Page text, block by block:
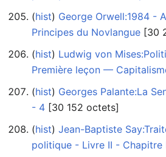
(hist) ‎ George Orwell:1984 -
Principes du Novlangue ‎[30
(hist) ‎ Ludwig von
Première leçon —
(hist) ‎ Georges Palante:La
- 4 ‎[30 152 octets]
(hist) ‎ Jean-Baptiste
politique - Livre II - Chapitre